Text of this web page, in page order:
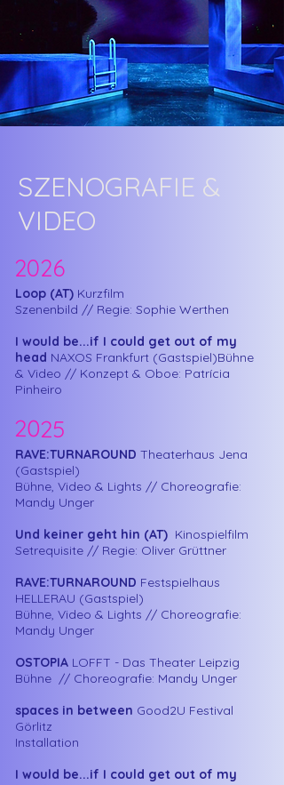
SZENOGRAFIE &
VIDEO
Loop (AT) Kurzfilm
Szenenbild // Regie: Sophie Werthen
I would be...if I could get out of my
head NAXOS Frankfurt (Gastspiel)Bühne
& Video // Konzept & Oboe: Patrícia
Pinheiro
2026
2025
RAVE:TURNAROUND Theaterhaus Jena
(Gastspiel)
Bühne, Video & Lights // Choreografie:
Mandy Unger
Und keiner geht hin (AT) Kinospielfilm
Setrequisite // Regie: Oliver Grüttner
RAVE:TURNAROUND Festspielhaus
HELLERAU (Gastspiel)
Bühne, Video & Lights // Choreografie:
Mandy Unger
OSTOPIA LOFFT - Das Theater Leipzig
Bühne // Choreografie: Mandy Unger
spaces in between Good2U Festival
Görlitz
Installation
I would be...if I could get out of my